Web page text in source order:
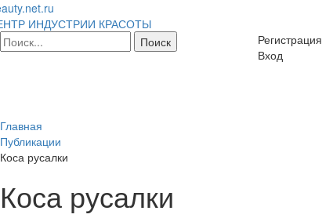
ИНДУСТРИИ КРАСОТЫ
Регистрация
Вход
Главная
Публикации
Коса русалки
Коса русалки